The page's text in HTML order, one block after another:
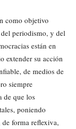
como objetivo
periodismo, y del
están en
extender su acción
de medios de
siempre
de que los
poniendo
forma reflexiva,